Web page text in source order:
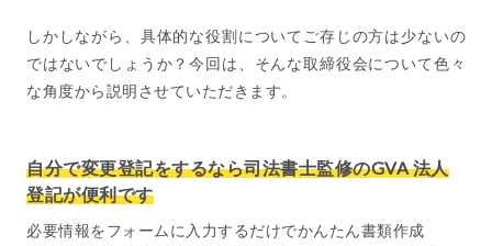
しかしながら、具体的な役割についてご存じの方は少ないの
ではないでしょうか？今回は、そんな取締役会について色々
な角度から説明させていただきます。
自分で変更登記をするなら司法書士監修のGVA 法人
登記が便利です
必要情報をフォームに入力するだけでかんたん書類作成